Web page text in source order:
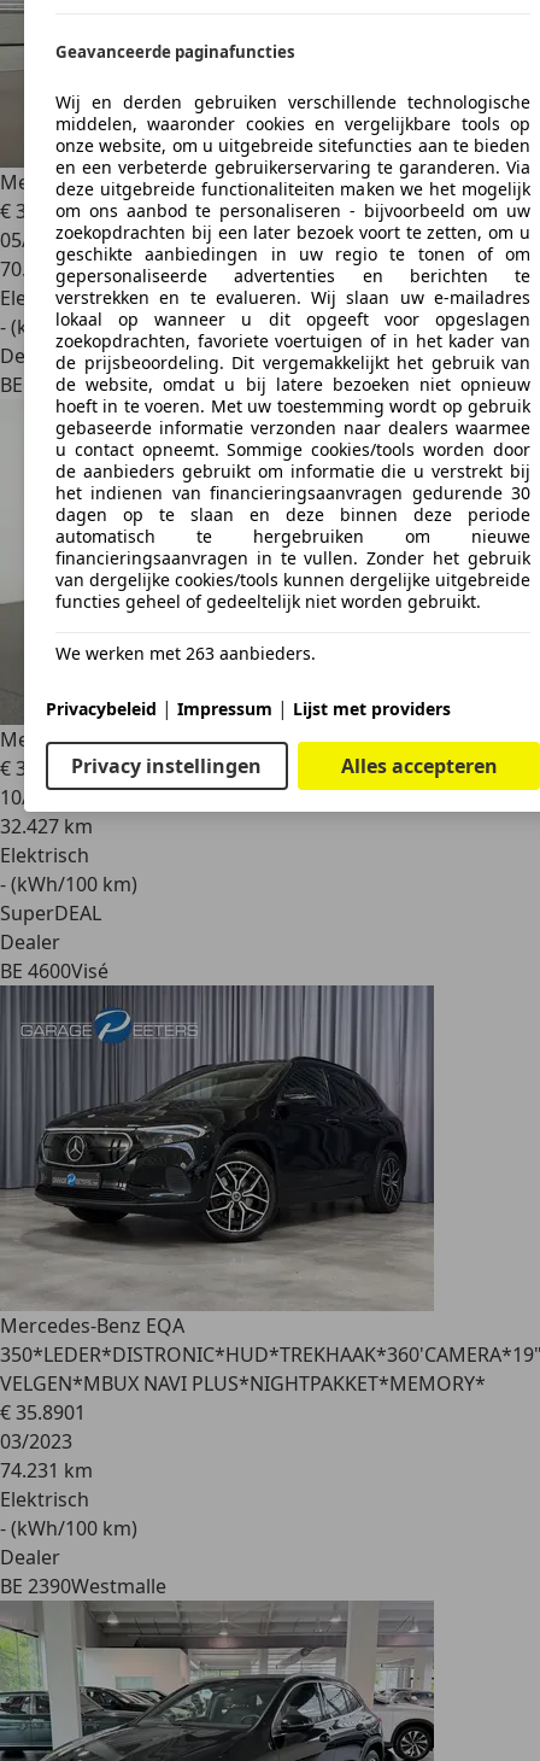
Mercedes-Benz EQE 300Berline Luxury Line
€ 39.8901
05/2023
70.793 km
Elektrisch
- (kWh/100 km)
Dealer
BE 7500Tournai
Mercedes-Benz EQC 4004MATIC SUV 400 4MATIC 80 kWh
€ 35.5901€ 37.990,-
10/2021
32.427 km
Elektrisch
- (kWh/100 km)
SuperDEAL
Dealer
BE 4600Visé
Mercedes-Benz EQA
350
VELGEN*MBUX NAVI PLUS*NIGHTPAKKET*MEMORY*
€ 35.8901
03/2023
74.231 km
Elektrisch
- (kWh/100 km)
Dealer
BE 2390Westmalle
Geavanceerde paginafuncties
Wij en derden gebruiken verschillende technologische
middelen, waaronder cookies en vergelijkbare tools op
onze website, om u uitgebreide sitefuncties aan te bieden
en een verbeterde gebruikerservaring te garanderen. Via
deze uitgebreide functionaliteiten maken we het mogelijk
om ons aanbod te personaliseren - bijvoorbeeld om uw
zoekopdrachten bij een later bezoek voort te zetten, om u
geschikte aanbiedingen in uw regio te tonen of om
gepersonaliseerde advertenties en berichten te
verstrekken en te evalueren. Wij slaan uw e-mailadres
lokaal op wanneer u dit opgeeft voor opgeslagen
zoekopdrachten, favoriete voertuigen of in het kader van
de prijsbeoordeling. Dit vergemakkelijkt het gebruik van
de website, omdat u bij latere bezoeken niet opnieuw
hoeft in te voeren. Met uw toestemming wordt op gebruik
gebaseerde informatie verzonden naar dealers waarmee
u contact opneemt. Sommige cookies/tools worden door
de aanbieders gebruikt om informatie die u verstrekt bij
het indienen van financieringsaanvragen gedurende 30
dagen op te slaan en deze binnen deze periode
automatisch te hergebruiken om nieuwe
financieringsaanvragen in te vullen. Zonder het gebruik
van dergelijke cookies/tools kunnen dergelijke uitgebreide
functies geheel of gedeeltelijk niet worden gebruikt.
We werken met 263 aanbieders.
Privacybeleid | Impressum | Lijst met providers
Privacy instellingen Alles accepteren